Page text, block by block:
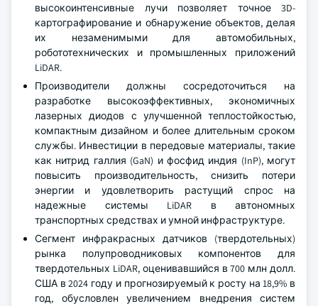
высокоинтенсивные лучи позволяет точное 3D-
картографирование и обнаружение объектов, делая
их незаменимыми для автомобильных,
робототехнических и промышленных приложений
LiDAR.
Производители должны сосредоточиться на
разработке высокоэффективных, экономичных
лазерных диодов с улучшенной теплостойкостью,
компактным дизайном и более длительным сроком
службы. Инвестиции в передовые материалы, такие
как нитрид галлия (GaN) и фосфид индия (InP), могут
повысить производительность, снизить потери
энергии и удовлетворить растущий спрос на
надежные системы LiDAR в автономных
транспортных средствах и умной инфраструктуре.
Сегмент инфракрасных датчиков (твердотельных)
рынка полупроводниковых компонентов для
твердотельных LiDAR, оценивавшийся в 700 млн долл.
США в 2024 году и прогнозируемый к росту на 18,9% в
год, обусловлен увеличением внедрения систем